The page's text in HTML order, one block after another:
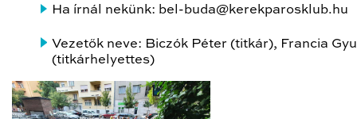
Ha írnál nekünk: bel-buda@kerekparosklub.hu
Vezetők neve: Biczók Péter (titkár), Francia
(titkárhelyettes)